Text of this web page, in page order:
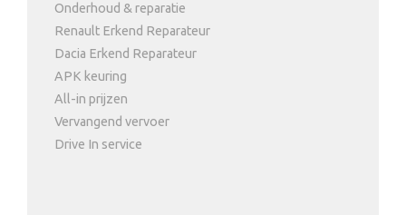
Onderhoud & reparatie
Renault Erkend Reparateur
Dacia Erkend Reparateur
APK keuring
All-in prijzen
Vervangend vervoer
Drive In service